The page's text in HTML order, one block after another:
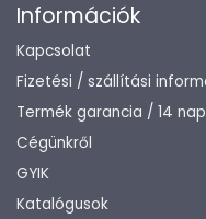
Információk
Kapcsolat
Fizetési / szállítási
Termék garancia / 14
Cégünkről
GYIK
Katalógusok